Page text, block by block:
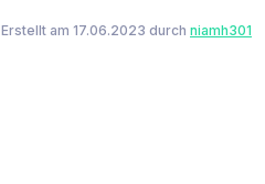
Erstellt am 17.06.2023 durch niamh301